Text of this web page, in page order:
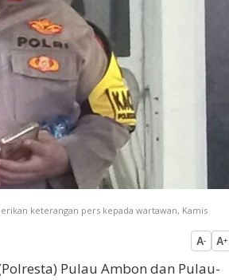
keterangan pers kepada wartawan, Kamis
A- A+
Pulau Ambon dan Pulau-